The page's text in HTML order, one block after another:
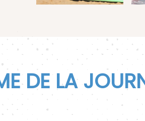
DE LA